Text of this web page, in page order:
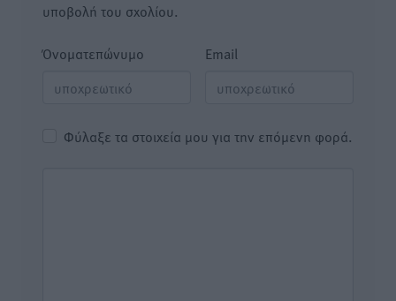
υποβολή του σχολίου.
Όνοματεπώνυμο Email
Φύλαξε τα στοιχεία μου για την επόμενη φορά.